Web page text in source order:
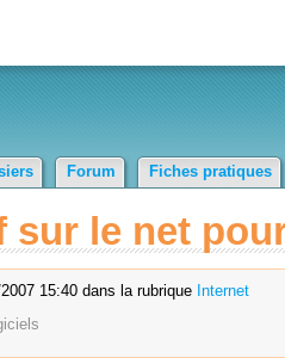
Forum Fiches pratiques
sur le net
15:40 dans la rubrique Internet